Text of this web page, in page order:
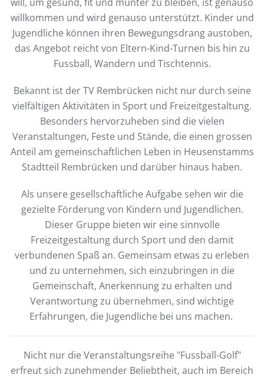
willkommen und wird genauso unterstützt. Kinder und
Jugendliche können ihren Bewegungsdrang austoben,
das Angebot reicht von Eltern-Kind-Turnen bis hin zu
Fussball, Wandern und Tischtennis.
Bekannt ist der TV Rembrücken nicht nur durch seine
vielfältigen Aktivitäten in Sport und Freizeitgestaltung.
Besonders hervorzuheben sind die vielen
Veranstaltungen, Feste und Stände, die einen grossen
Anteil am gemeinschaftlichen Leben in Heusenstamms
Stadtteil Rembrücken und darüber hinaus haben.
Als unsere gesellschaftliche Aufgabe sehen wir die
gezielte Förderung von Kindern und Jugendlichen.
Dieser Gruppe bieten wir eine sinnvolle
Freizeitgestaltung durch Sport und den damit
verbundenen Spaß an. Gemeinsam etwas zu erleben
und zu unternehmen, sich einzubringen in die
Gemeinschaft, Anerkennung zu erhalten und
Verantwortung zu übernehmen, sind wichtige
Erfahrungen, die Jugendliche bei uns machen.
Nicht nur die Veranstaltungsreihe "Fussball-Golf"
erfreut sich zunehmender Beliebtheit, auch im Bereich